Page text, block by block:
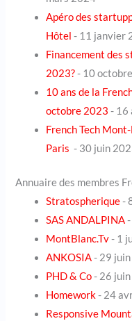
Apéro des
Hôtel - 11 janvier
Financement des
2023?- 10
10 ans de la
octobre 2023 - 16
French Tech
Paris - 30 juin
Annuaire des membres
Stratospherique-
SAS ANDALPINA
MontBlanc.Tv- 1
ANKOSIA- 29
PHD & Co- 26
Homework- 24
Responsive